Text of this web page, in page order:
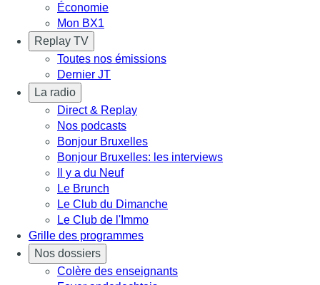
Économie
Mon BX1
Replay TV
Toutes nos émissions
Dernier JT
La radio
Direct & Replay
Nos podcasts
Bonjour Bruxelles
Bonjour Bruxelles: les interviews
Il y a du Neuf
Le Brunch
Le Club du Dimanche
Le Club de l'Immo
Grille des programmes
Nos dossiers
Colère des enseignants